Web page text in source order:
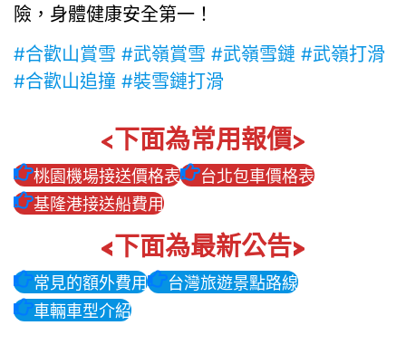
險，身體健康安全第一！
#合歡山賞雪 #武嶺賞雪 #武嶺雪鏈 #武嶺打滑
#合歡山追撞 #裝雪鏈打滑
<下面為常用報價>
桃園機場接送價格表
台北包車價格表
基隆港接送船費用
<下面為最新公告>
常見的額外費用
台灣旅遊景點路線
車輛車型介紹